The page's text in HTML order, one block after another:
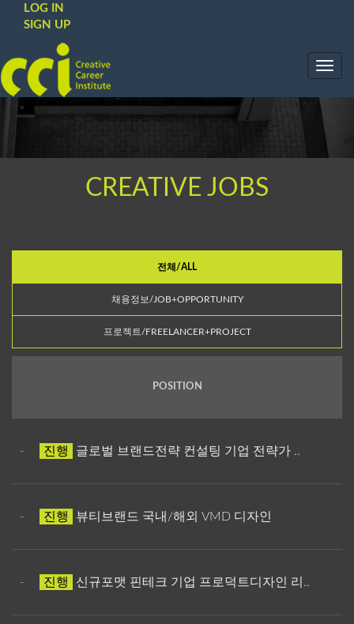
LOG IN
SIGN UP
CREATIVE JOBS
전체/ALL
채용정보/JOB+OPPORTUNITY
프로젝트/FREELANCER+PROJECT
POSITION
- 진행 글로벌 브랜드전략 컨설팅 기업 전략가 ..
- 진행 뷰티브랜드 국내/해외 VMD 디자인
- 진행 신규포맷 핀테크 기업 프로덕트디자인 리..